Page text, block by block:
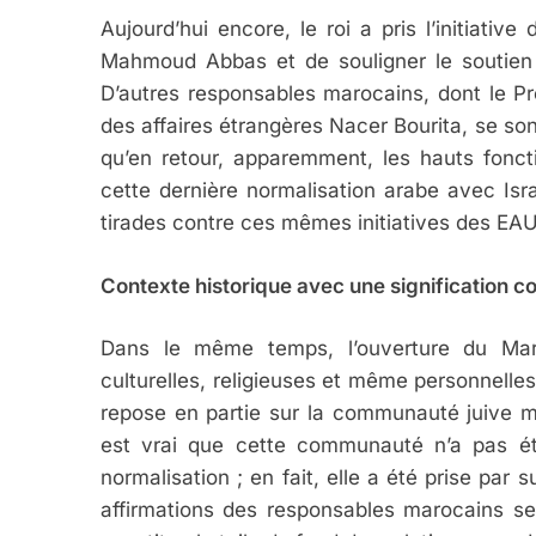
Aujourd’hui encore, le roi a pris l’initiative
Mahmoud Abbas et de souligner le
D’autres responsables marocains, dont le
des affaires étrangères Nacer Bourita, se
qu’en retour, apparemment, les hauts
cette dernière normalisation arabe avec
tirades contre ces mêmes initiatives des
Contexte historique avec une signification
Dans le même temps, l’ouverture du
culturelles, religieuses et même
repose en partie sur la communauté juive
est vrai que cette communauté n’a pas
normalisation ; en fait, elle a été prise par
affirmations des responsables marocains